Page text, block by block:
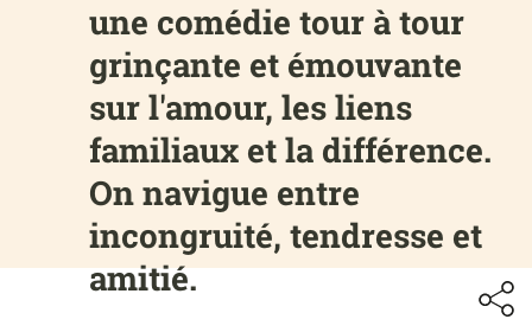
une comédie tour à tour
grinçante et émouvante
sur l'amour, les liens
familiaux et la différence.
On navigue entre
incongruité, tendresse et
amitié.